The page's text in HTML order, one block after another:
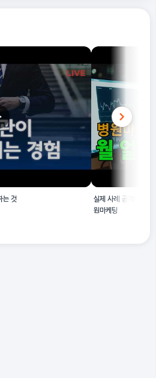
는 본 업종이 아닌 조명기구 제조업 등에
아닌 설치를 주요 활동으로 하는 간판 설
는 것
실제 사례 공개! 병원
원마케팅